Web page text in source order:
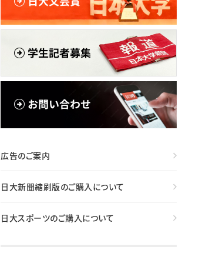
広告のご案内
日大新聞縮刷版のご購入について
日大スポーツのご購入について